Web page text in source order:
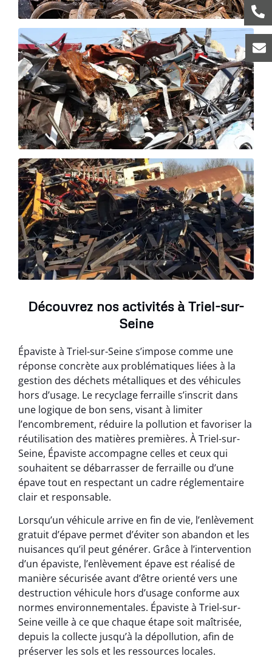
Découvrez nos activités à Triel-sur-
Seine
Épaviste à Triel-sur-Seine s’impose comme une
réponse concrète aux problématiques liées à la
gestion des déchets métalliques et des véhicules
hors d’usage. Le recyclage ferraille s’inscrit dans
une logique de bon sens, visant à limiter
l’encombrement, réduire la pollution et favoriser la
réutilisation des matières premières. À Triel-sur-
Seine, Épaviste accompagne celles et ceux qui
souhaitent se débarrasser de ferraille ou d’une
épave tout en respectant un cadre réglementaire
clair et responsable.
Lorsqu’un véhicule arrive en fin de vie, l’enlèvement
gratuit d’épave permet d’éviter son abandon et les
nuisances qu’il peut générer. Grâce à l’intervention
d’un épaviste, l’enlèvement épave est réalisé de
manière sécurisée avant d’être orienté vers une
destruction véhicule hors d’usage conforme aux
normes environnementales. Épaviste à Triel-sur-
Seine veille à ce que chaque étape soit maîtrisée,
depuis la collecte jusqu’à la dépollution, afin de
préserver les sols et les ressources locales.